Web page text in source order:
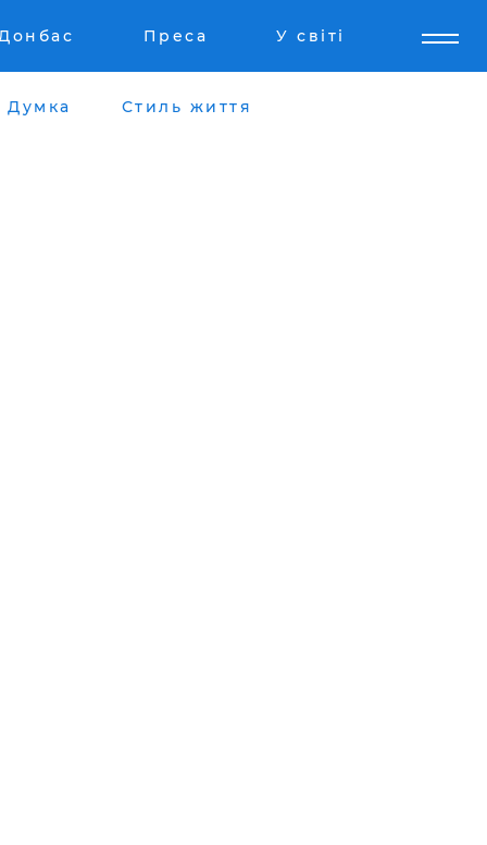
Преса У світі
Думка Стиль життя